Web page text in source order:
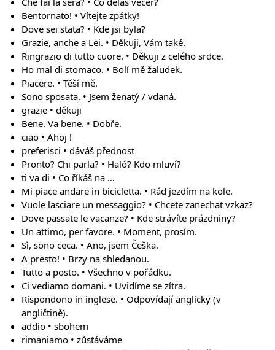
Bentornato! • Vítejte zpátky!
Dove sei stata? • Kde jsi byla?
Grazie, anche a Lei. • Děkuji, Vám také.
Ringrazio di tutto cuore. • Děkuji z celého srdce.
Ho mal di stomaco. • Bolí mě žaludek.
Piacere. • Těší mě.
Sono sposata. • Jsem ženatý / vdaná.
grazie • děkuji
Bene. Va bene. • Dobře.
ciao • Ahoj !
preferisci • dáváš přednost
Pronto? Chi parla? • Haló? Kdo mluví?
ti va di • Co říkáš na …
Mi piace andare in bicicletta. • Rád jezdím na kole.
Vuole lasciare un messaggio? • Chcete zanechat vzkaz?
Dove passate le vacanze? • Kde strávíte prázdniny?
Un attimo, per favore. • Moment, prosím.
Sì, sono ceca. • Ano, jsem Češka.
A presto! • Brzy na shledanou.
Tutto a posto. • Všechno v pořádku.
Ci vediamo domani. • Uvidíme se zítra.
Rispondono in inglese. • Odpovídají anglicky (v
angličtině).
addio • sbohem
rimaniamo • zůstáváme